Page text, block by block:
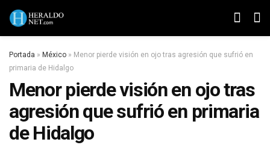
Portada » México » Menor pierde visión en ojo tras agresión que sufrió en
primaria de Hidalgo
Menor pierde visión en ojo tras
agresión que sufrió en primaria
de Hidalgo